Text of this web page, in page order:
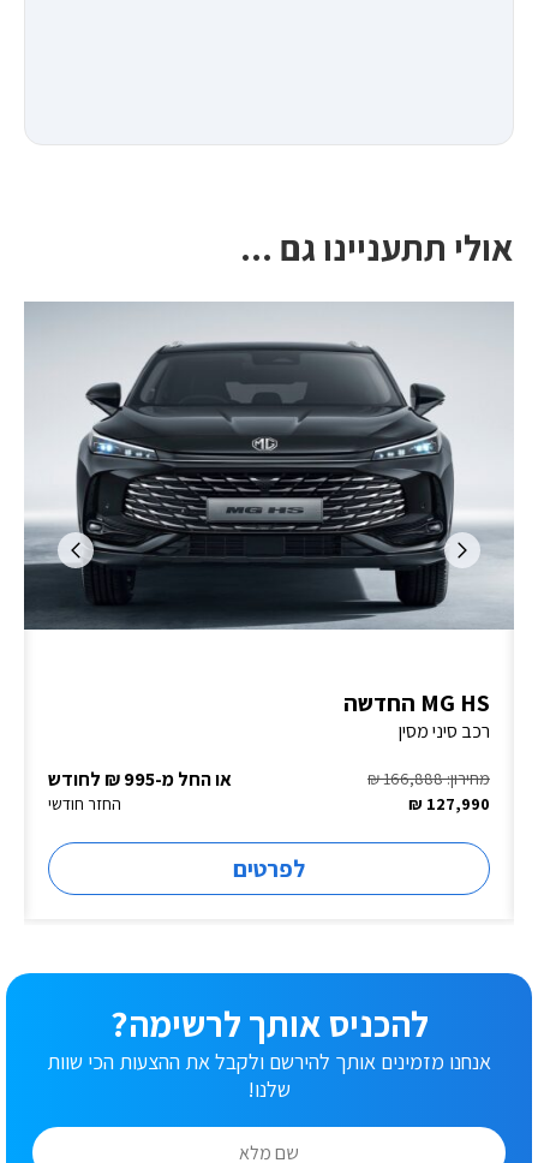
אולי תתעניינו גם ...
MG HS החדשה
רכב סיני מסין
או החל מ-995 ₪ לחודש
מחירון: 166,888 ₪
החזר חודשי
127,990 ₪
לפרטים
להכניס אותך לרשימה?
אנחנו מזמינים אותך להירשם ולקבל את ההצעות הכי שוות
שלנו!